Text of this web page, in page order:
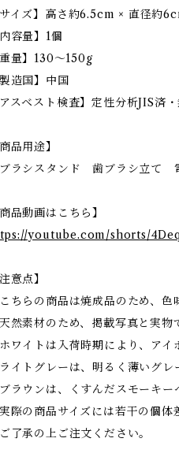
サイズ】高さ約6.5cm × 直径約
内容量】1個
重量】130〜150g
製造国】中国
アスベスト検査】定性分析JIS済
商品用途】
ラシスタンド 歯ブラシ立て
商品動画はこちら】
youtube.com/shorts/
注意点】
こちらの商品は焼成品のため、色
天然素材のため、掲載写真と実
ホワイトは入荷時期により、ア
ライトグレーは、明るく薄いグレ
ブラウンは、くすんだスモーキー
実際の商品サイズには若干の個体
ご了承の上ご注文ください。